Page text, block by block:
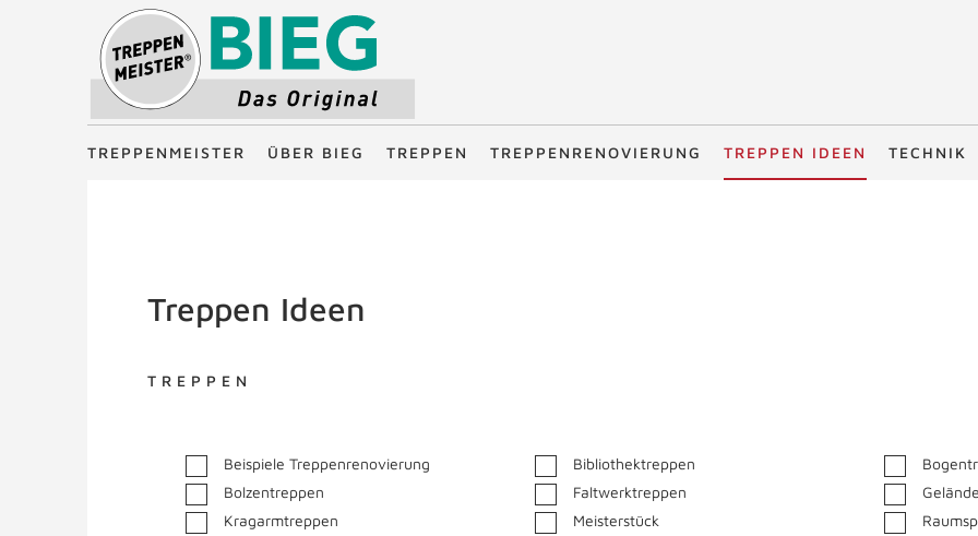
Treppenmeister - Das Original
TREPPENMEISTER ÜBER BIEG TREPPEN TREPPENRENOVIERUNG TREPPEN IDEEN TECHNIK
Treppen Ideen
TREPPEN
Beispiele Treppenrenovierung Bibliothektreppen
Bolzentreppen
Faltwerktreppen
Kragarmtreppen
Meisterstück